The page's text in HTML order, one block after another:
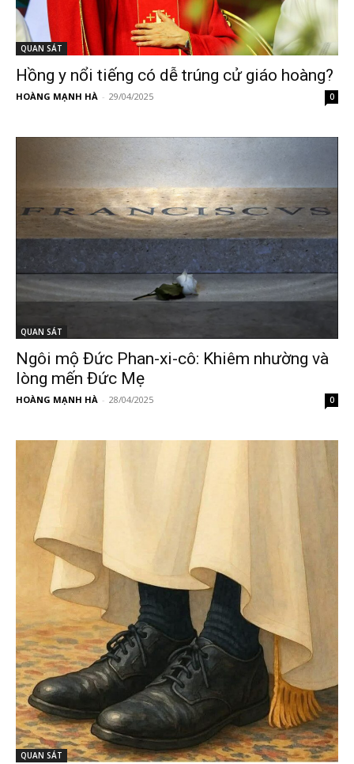
QUAN SÁT
Hồng y nổi tiếng có dễ trúng cử giáo hoàng?
HOÀNG MẠNH HÀ - 29/04/2025 0
QUAN SÁT
Ngôi mộ Đức Phan-xi-cô: Khiêm nhường và
lòng mến Đức Mẹ
HOÀNG MẠNH HÀ - 28/04/2025 0
QUAN SÁT